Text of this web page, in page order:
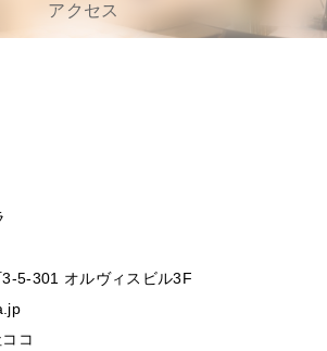
アクセス
5-301 オルヴィスビル3F
コ